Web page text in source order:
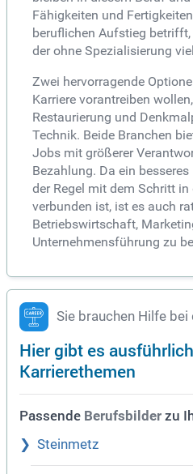
Fähigkeiten und
beruflichen Aufstieg
der ohne Spezialisierung
Zwei hervorragende
Karriere vorantreiben
Restaurierung und
Technik. Beide Branchen
Jobs mit größerer
Bezahlung. Da ein
der Regel mit dem Schritt
verbunden ist, ist es auch
Betriebswirtschaft,
Unternehmensführung zu
Sie brauchen Hilfe
Hier gibt es
Karrierethemen
Passende Berufsbilder zu
Steinmetz